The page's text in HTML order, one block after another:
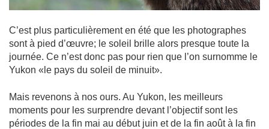
C’est plus particulièrement en été que les photographes
sont à pied d’œuvre; le soleil brille alors presque toute la
journée. Ce n’est donc pas pour rien que l’on surnomme le
Yukon «le pays du soleil de minuit».
Mais revenons à nos ours. Au Yukon, les meilleurs
moments pour les surprendre devant l’objectif sont les
périodes de la fin mai au début juin et de la fin août à la fin